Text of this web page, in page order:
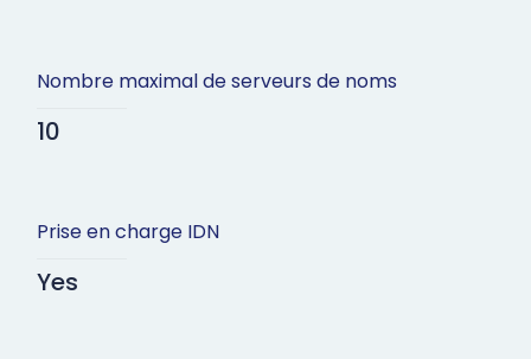
Nombre maximal de serveurs de noms
10
Prise en charge IDN
Yes